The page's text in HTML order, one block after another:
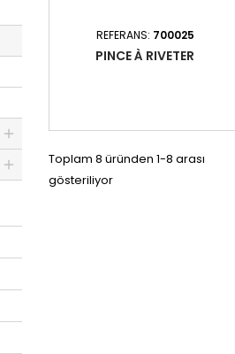
REFERANS: 700025
PINCE À RIVETER
Toplam 8 üründen 1-8 arası
gösteriliyor